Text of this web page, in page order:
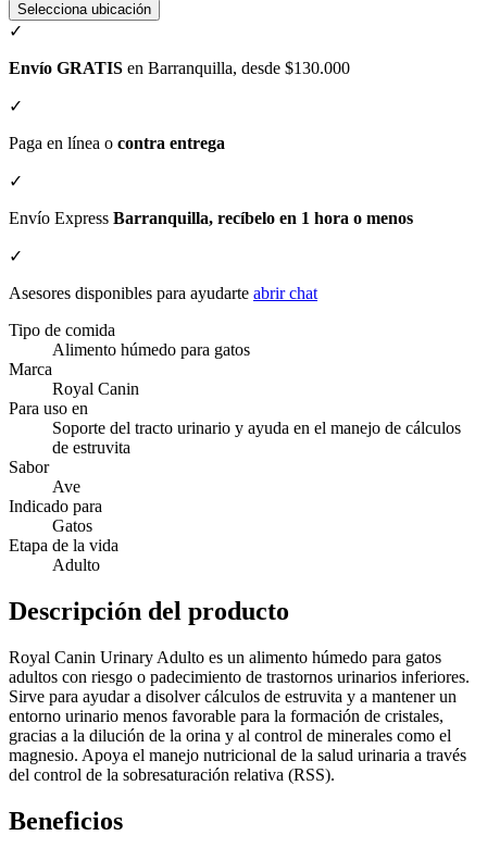
Selecciona ubicación
✓
Envío GRATIS en Barranquilla, desde $130.000
✓
Paga en línea o contra entrega
✓
Envío Express Barranquilla, recíbelo en 1 hora o menos
✓
Asesores disponibles para ayudarte abrir chat
Tipo de comida
Alimento húmedo para gatos
Marca
Royal Canin
Para uso en
Soporte del tracto urinario y ayuda en el manejo de cálculos
de estruvita
Sabor
Ave
Indicado para
Gatos
Etapa de la vida
Adulto
Descripción del producto
Royal Canin Urinary Adulto es un alimento húmedo para gatos
adultos con riesgo o padecimiento de trastornos urinarios inferiores.
Sirve para ayudar a disolver cálculos de estruvita y a mantener un
entorno urinario menos favorable para la formación de cristales,
gracias a la dilución de la orina y al control de minerales como el
magnesio. Apoya el manejo nutricional de la salud urinaria a través
del control de la sobresaturación relativa (RSS).
Beneficios